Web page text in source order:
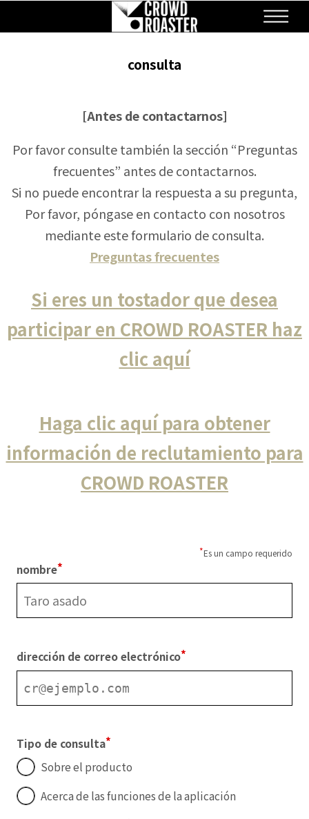
ESTRUCTURA
RECOPILACIÓN
ALMACENAR
CULTURA
TIENDA EN LÍNEA
consulta
Información de reclutamiento
JA
consulta
[Antes de contactarnos]
Por favor consulte también la sección “Preguntas
frecuentes” antes de contactarnos.
Si no puede encontrar la respuesta a su pregunta,
Por favor, póngase en contacto con nosotros
mediante este formulario de consulta.
Preguntas frecuentes
Si eres un tostador que desea
participar en CROWD ROASTER haz
clic aquí
Haga clic aquí para obtener
información de reclutamiento para
CROWD ROASTER
Es un campo requerido
nombre
dirección de correo electrónico
Tipo de consulta
Sobre el producto
Acerca de las funciones de la aplicación